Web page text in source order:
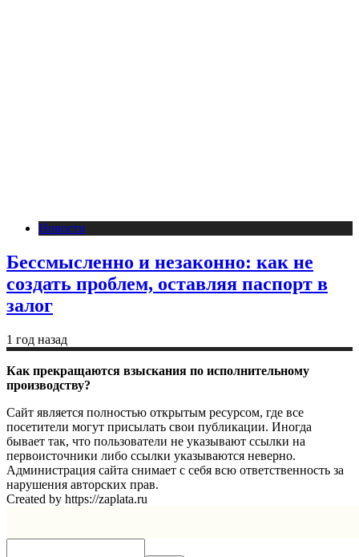
Новости
Бессмысленно и незаконно: как не
создать проблем, оставляя паспорт в
залог
1 год назад
Как прекращаются взыскания по исполнительному
производству?
Сайт является полностью открытым ресурсом, где все
посетители могут присылать свои публикации. Иногда
бывает так, что пользователи не указывают ссылки на
первоисточники либо ссылки указываются неверно.
Администрация сайта снимает с себя всю ответственность за
нарушения авторских прав.
Created by https://zaplata.ru